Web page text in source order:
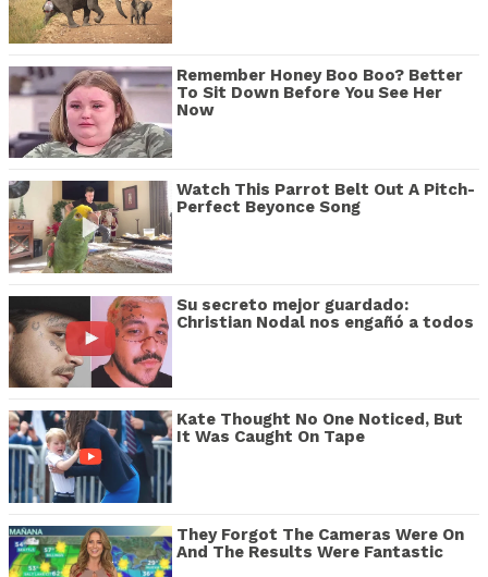
Remember Honey Boo Boo? Better
To Sit Down Before You See Her
Now
Watch This Parrot Belt Out A Pitch-
Perfect Beyonce Song
Su secreto mejor guardado:
Christian Nodal nos engañó a todos
Kate Thought No One Noticed, But
It Was Caught On Tape
They Forgot The Cameras Were On
And The Results Were Fantastic